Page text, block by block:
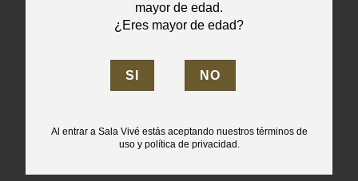
mayor de edad.
¿Eres mayor de edad?
Al entrar a Sala Vivé estás aceptando nuestros términos de
uso y política de privacidad.